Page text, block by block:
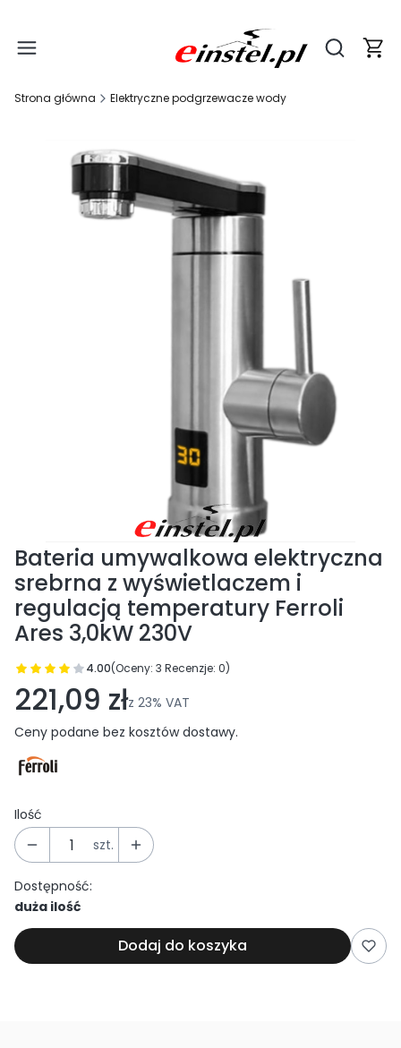
Otwórz
Strona główna Elektryczne podgrzewacze wody
Bateria umywalkowa elektryczna
srebrna z wyświetlaczem i
regulacją temperatury Ferroli
Ares 3,0kW 230V
4.00(Oceny: 3 Recenzje: 0)
Przejdź do sekcji Opinie
221,09 złz 23% VAT
Ceny podane bez kosztów dostawy.
Ilość
szt.
Dostępność:
duża ilość
Dodaj do koszyka